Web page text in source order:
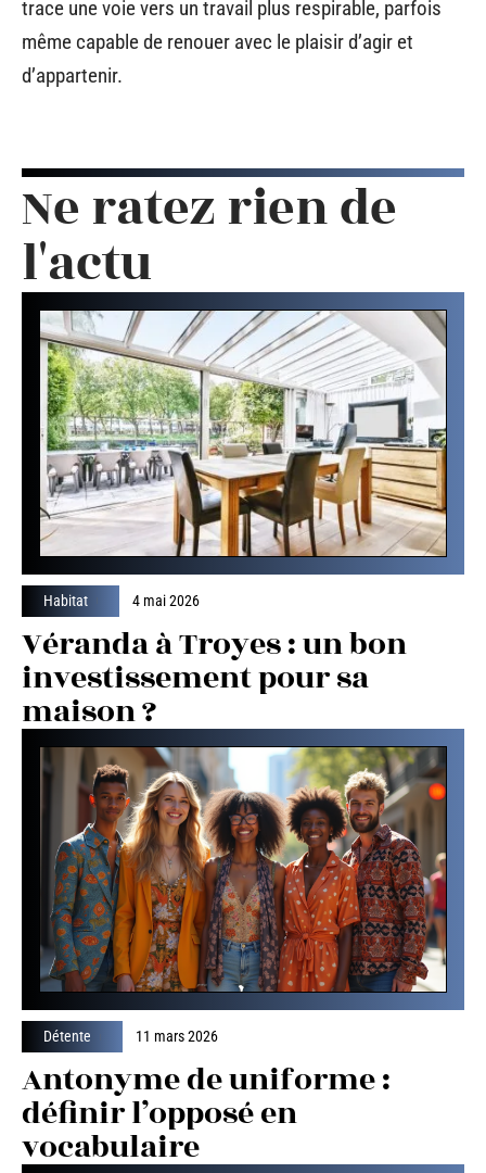
trace une voie vers un travail plus respirable, parfois
même capable de renouer avec le plaisir d’agir et
d’appartenir.
Ne ratez rien de
l'actu
Habitat 4 mai 2026
Véranda à Troyes : un bon
investissement pour sa
maison ?
Détente 11 mars 2026
Antonyme de uniforme :
définir l’opposé en
vocabulaire